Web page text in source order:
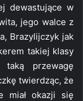
dewastujące w
jego walce z
Brazylijczyk jak
takiej klasy
przewagę
twierdząc, że
miał okazji się